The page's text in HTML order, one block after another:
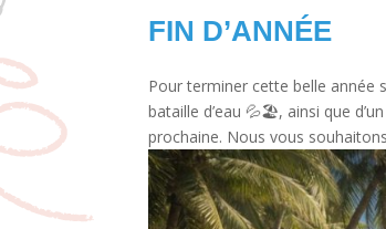
FIN D’ANNÉE
Pour terminer cette belle année
bataille d’eau 💦🏖️, ainsi que
prochaine. Nous vous